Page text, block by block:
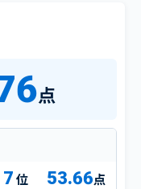
点
7 53.66点